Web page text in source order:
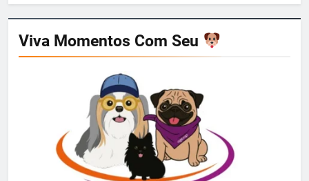
Viva Momentos Com Seu